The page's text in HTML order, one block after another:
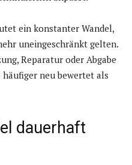
ein konstanter Wandel,
uneingeschränkt gelten.
Reparatur oder Abgabe
häufiger neu bewertet als
dauerhaft